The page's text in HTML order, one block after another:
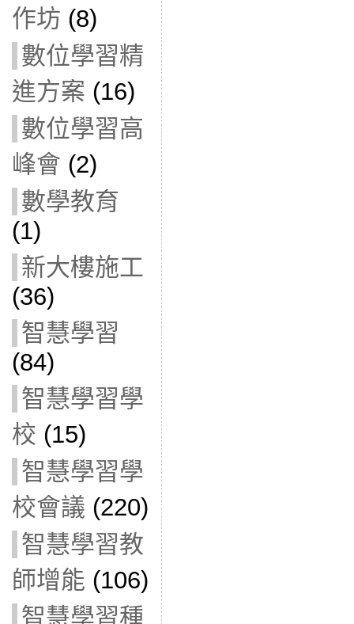
作坊 (8)
數位學習精
進方案 (16)
數位學習高
峰會 (2)
數學教育
(1)
新大樓施工
(36)
智慧學習
(84)
智慧學習學
校 (15)
智慧學習學
校會議 (220)
智慧學習教
師增能 (106)
智慧學習種